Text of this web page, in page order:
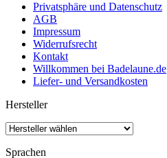
Privatsphäre und Datenschutz
AGB
Impressum
Widerrufsrecht
Kontakt
Willkommen bei Badelaune.de
Liefer- und Versandkosten
Hersteller
Sprachen